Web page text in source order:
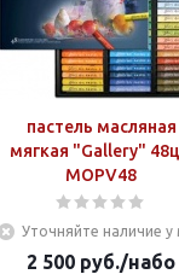
пастель масляная
мягкая "Gallery"
MOPV48
Уточняйте наличие
2 500 руб./набо